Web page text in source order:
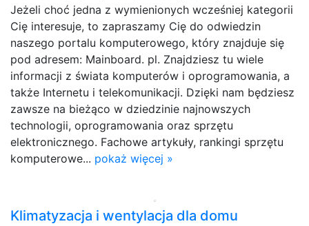
Jeżeli choć jedna z wymienionych wcześniej kategorii
Cię interesuje, to zapraszamy Cię do odwiedzin
naszego portalu komputerowego, który znajduje się
pod adresem: Mainboard. pl. Znajdziesz tu wiele
informacji z świata komputerów i oprogramowania, a
także Internetu i telekomunikacji. Dzięki nam będziesz
zawsze na bieżąco w dziedzinie najnowszych
technologii, oprogramowania oraz sprzętu
elektronicznego. Fachowe artykuły, rankingi sprzętu
komputerowe... pokaż więcej »
Klimatyzacja i wentylacja dla domu